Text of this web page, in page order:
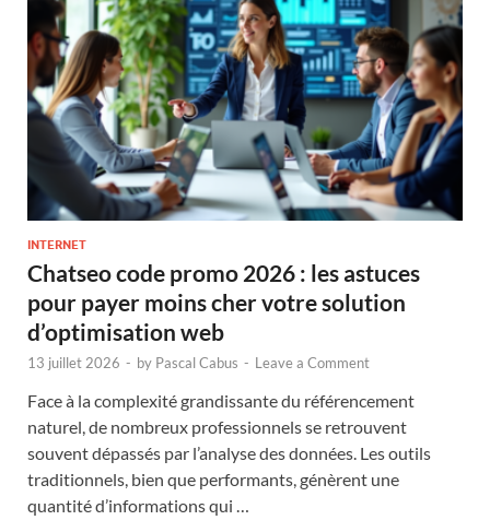
INTERNET
Chatseo code promo 2026 : les astuces
pour payer moins cher votre solution
d’optimisation web
13 juillet 2026 - by Pascal Cabus - Leave a Comment
Face à la complexité grandissante du référencement
naturel, de nombreux professionnels se retrouvent
souvent dépassés par l’analyse des données. Les outils
traditionnels, bien que performants, génèrent une
quantité d’informations qui …